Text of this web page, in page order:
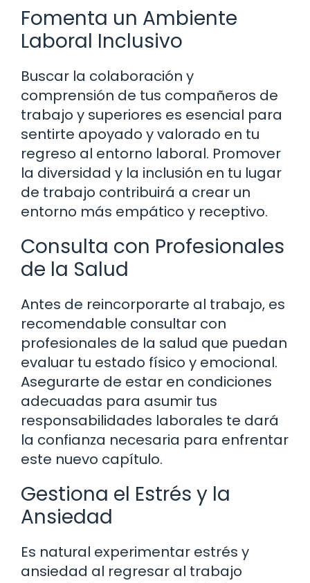
Fomenta un Ambiente
Laboral Inclusivo
Buscar la colaboración y
comprensión de tus compañeros de
trabajo y superiores es esencial para
sentirte apoyado y valorado en tu
regreso al entorno laboral. Promover
la diversidad y la inclusión en tu lugar
de trabajo contribuirá a crear un
entorno más empático y receptivo.
Consulta con Profesionales
de la Salud
Antes de reincorporarte al trabajo, es
recomendable consultar con
profesionales de la salud que puedan
evaluar tu estado físico y emocional.
Asegurarte de estar en condiciones
adecuadas para asumir tus
responsabilidades laborales te dará
la confianza necesaria para enfrentar
este nuevo capítulo.
Gestiona el Estrés y la
Ansiedad
Es natural experimentar estrés y
ansiedad al regresar al trabajo